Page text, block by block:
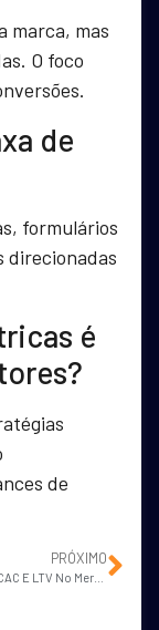
marca, mas
O foco
de
formulários
direcionadas
é
de
PRÓXIMO
Como Calcular CAC E LTV No Mercado Imobiliário?